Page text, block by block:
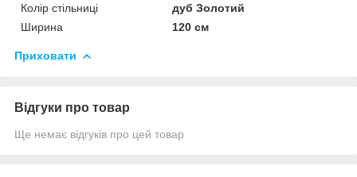
Колір стільниці
дуб Золотий
Ширина
120 см
Приховати
Відгуки про товар
Ще немає відгуків про цей товар